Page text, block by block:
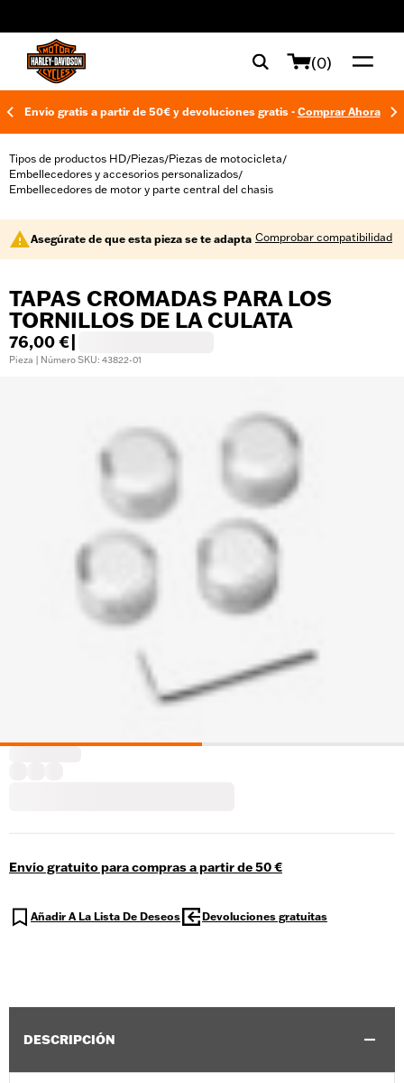
(0)
Envío gratis a partir de 50€ y devoluciones gratis - Comprar Ahora
Tipos de productos HD/Piezas/Piezas de motocicleta/
Embellecedores y accesorios personalizados/
Embellecedores de motor y parte central del chasis
Asegúrate de que esta pieza se te adapta Comprobar compatibilidad
TAPAS CROMADAS PARA LOS
TORNILLOS DE LA CULATA
76,00 €
Pieza | Número SKU: 43822-01
Envío gratuito para compras a partir de 50 €
Añadir A La Lista De Deseos Devoluciones gratuitas
DESCRIPCIÓN